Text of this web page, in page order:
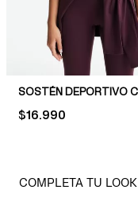
PRICE:
$16.990
COMPLETA TU LOOK